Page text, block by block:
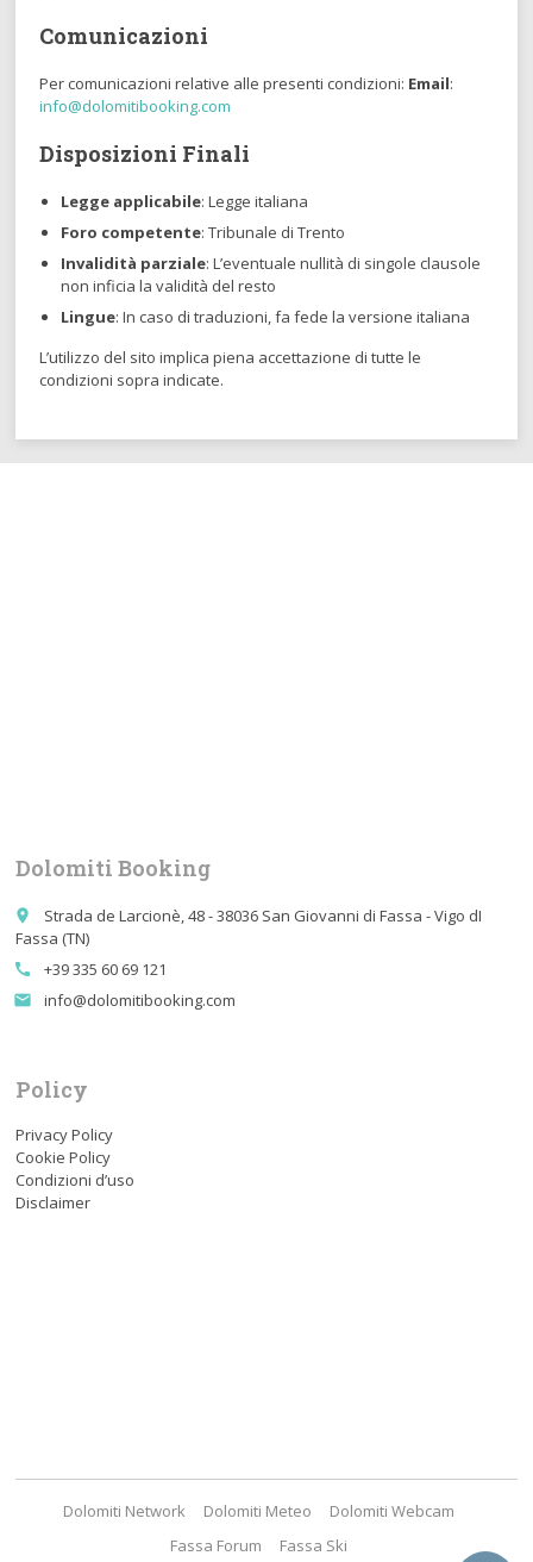
Comunicazioni
Per comunicazioni relative alle presenti condizioni: Email:
info@dolomitibooking.com
Disposizioni Finali
Legge applicabile: Legge italiana
Foro competente: Tribunale di Trento
Invalidità parziale: L’eventuale nullità di singole clausole
non inficia la validità del resto
Lingue: In caso di traduzioni, fa fede la versione italiana
L’utilizzo del sito implica piena accettazione di tutte le
condizioni sopra indicate.
Dolomiti Booking
place
Strada de Larcionè, 48 - 38036 San Giovanni di Fassa - Vigo dI
Fassa (TN)
call +39 335 60 69 121
email info@dolomitibooking.com
Policy
Privacy Policy
Cookie Policy
Condizioni d’uso
Disclaimer
Dolomiti Network Dolomiti Meteo
Dolomiti Webcam
Fassa Forum
Fassa Ski